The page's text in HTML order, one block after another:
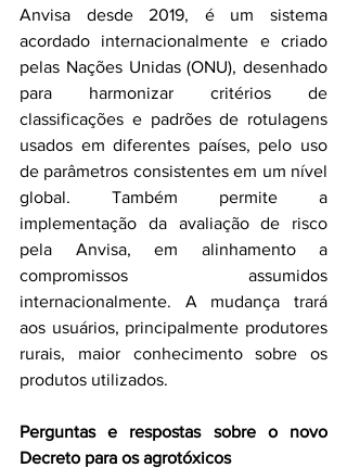
Anvisa desde 2019, é um sistema
acordado internacionalmente e criado
pelas Nações Unidas (ONU), desenhado
para harmonizar critérios de
classificações e padrões de rotulagens
usados em diferentes países, pelo uso
de parâmetros consistentes em um nível
global. Também permite a
implementação da avaliação de risco
pela Anvisa, em alinhamento a
compromissos assumidos
internacionalmente. A mudança trará
aos usuários, principalmente produtores
rurais, maior conhecimento sobre os
produtos utilizados.
Perguntas e respostas sobre o novo
Decreto para os agrotóxicos